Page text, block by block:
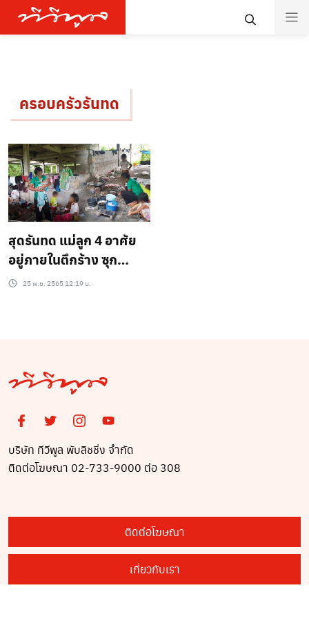
ครอบครัวรันทด
สุดรันทด แม่ลูก 4 อาศัย
อยู่ภายในตึกร้าง ซุก
หัวนอนท่ามกลางกองขยะ
25 พ.ย. 2565 12:19 น.
บริษัท ทีวีพูล พับลิชชิ่ง จำกัด
ติดต่อโฆษณา 02-733-9000 ต่อ 308
ติดต่อโฆษณา
เกี่ยวกับเรา